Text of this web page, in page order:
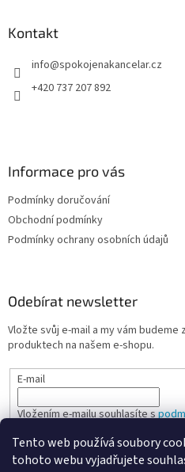
Tento web používá soubory
tohoto webu vyjadřujete
Kontakt
info@spokojenakancelar.cz
+420 737 207 892
Informace pro vás
Podmínky doručování
Obchodní podmínky
Podmínky ochrany osobních údajů
Odebírat newsletter
Vložte svůj e-mail a my vám
produktech na našem e-shopu.
E-mail
Vložením e-mailu souhlasíte s
PŘIHLÁSIT SE